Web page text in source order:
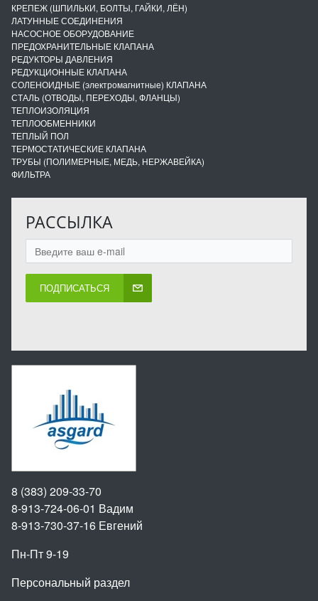
КРЕПЕЖ (ШПИЛЬКИ, БОЛТЫ, ГАЙКИ, ЛЁН)
ЛАТУННЫЕ СОЕДИНЕНИЯ
НАСОСНОЕ ОБОРУДОВАНИЕ
ПРЕДОХРАНИТЕЛЬНЫЕ КЛАПАНА
РЕДУКТОРЫ ДАВЛЕНИЯ
РЕДУКЦИОННЫЕ КЛАПАНА
СОЛЕНОИДНЫЕ (электромагнитные) КЛАПАНА
СТАЛЬ (ОТВОДЫ, ПЕРЕХОДЫ, ФЛАНЦЫ)
ТЕПЛОИЗОЛЯЦИЯ
ТЕПЛООБМЕННИКИ
ТЕПЛЫЙ ПОЛ
ТЕРМОСТАТИЧЕСКИЕ КЛАПАНА
ТРУБЫ (ПОЛИМЕРНЫЕ, МЕДЬ, НЕРЖАВЕЙКА)
ФИЛЬТРА
РАССЫЛКА
ПОДПИСАТЬСЯ
8 (383) 209-33-70
8-913-724-06-01 Вадим
8-913-730-37-16 Евгений
Пн-Пт 9-19
Персональный раздел